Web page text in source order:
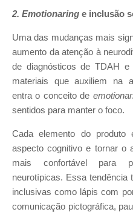
2. Emotionaring e inclusão
Uma das mudanças mais
aumento da atenção à
de diagnósticos de TDAH
materiais que auxiliem na
entra o conceito de
sentidos para manter o foco.
Cada elemento do produto
aspecto cognitivo e tornar o
mais confortável para
neurotípicas. Essa
inclusivas como lápis com
comunicação pictográfica,